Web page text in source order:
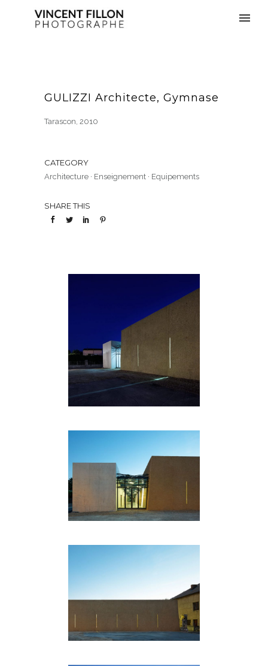
GULIZZI Architecte, Gymnase
Tarascon, 2010
CATEGORY
Architecture · Enseignement · Equipements
SHARE THIS